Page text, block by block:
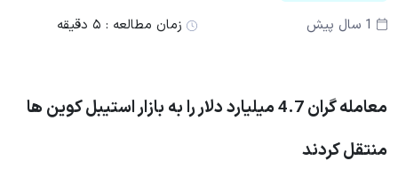
1 سال پیش
زمان مطالعه : ۵ دقیقه
معامله گران 4.7 میلیارد دلار را به بازار استیبل کوین ها
منتقل کردند